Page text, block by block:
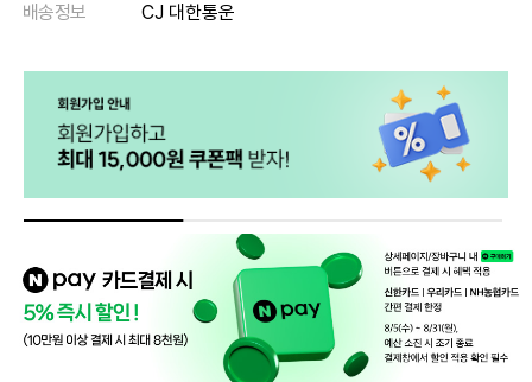
배송정보
CJ 대한통운